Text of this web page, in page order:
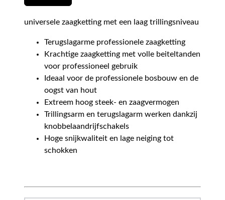
universele zaagketting met een laag trillingsniveau
Terugslagarme professionele zaagketting
Krachtige zaagketting met volle beiteltanden
voor professioneel gebruik
Ideaal voor de professionele bosbouw en de
oogst van hout
Extreem hoog steek- en zaagvermogen
Trillingsarm en terugslagarm werken dankzij
knobbelaandrijfschakels
Hoge snijkwaliteit en lage neiging tot
schokken